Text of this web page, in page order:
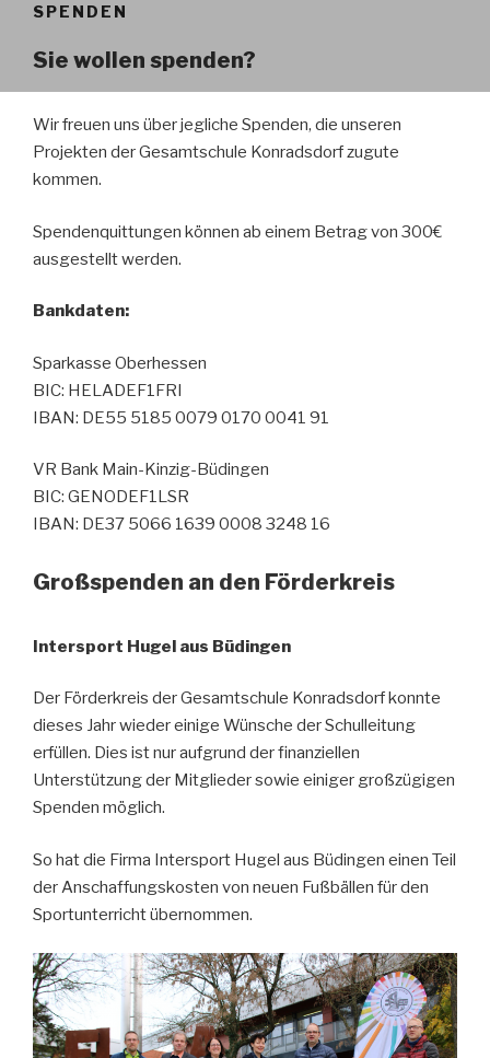
SPENDEN
Sie wollen spenden?
Wir freuen uns über jegliche Spenden, die unseren
Projekten der Gesamtschule Konradsdorf zugute
kommen.
Spendenquittungen können ab einem Betrag von 300€
ausgestellt werden.
Bankdaten:
Sparkasse Oberhessen
BIC: HELADEF1FRI
IBAN: DE55 5185 0079 0170 0041 91
VR Bank Main-Kinzig-Büdingen
BIC: GENODEF1LSR
IBAN: DE37 5066 1639 0008 3248 16
Großspenden an den Förderkreis
Intersport Hugel aus Büdingen
Der Förderkreis der Gesamtschule Konradsdorf konnte
dieses Jahr wieder einige Wünsche der Schulleitung
erfüllen. Dies ist nur aufgrund der finanziellen
Unterstützung der Mitglieder sowie einiger großzügigen
Spenden möglich.
So hat die Firma Intersport Hugel aus Büdingen einen Teil
der Anschaffungskosten von neuen Fußbällen für den
Sportunterricht übernommen.